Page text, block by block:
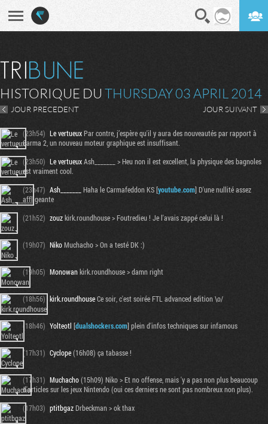
HISTORIQUE DU THURSDAY 03 APRIL 2014
JOUR PRECEDENT JOUR SUIVANT
(23h54) Le vertueuxPar contre, j’espère qu'il y aura des nouveautés par rapport à
Carma 2, un nouveau moteur graphique est insuffisant.
(23h50) Le vertueuxAsh_______ > Heu non il est excellent, la physique des bagnoles
est vraiment cool.
(23h47) Ash_______ Haha le Carmafeddon KS [youtube.com] D'une nullité assez
affligeante
(21h52) zouzkirk.roundhouse > Foutredieu ! Je l'avais zappé celui là !
(19h07) NikoMuchacho > On a testé DK :)
(19h05) Monowankirk.roundhouse > damn right
(18h56) kirk.roundhouseCe soir, c'est soirée FTL advanced edition \o/
(18h46) Yolteotl [dualshockers.com] plein d'infos techniques sur infamous
(17h31) Cyclope(16h08) ça tabasse !
(17h31) Muchacho(15h09) Niko > Et no offense, mais 'y a pas non plus beaucoup
d'articles sur les jeux Nintendo (oui ces derniers ne sont pas nombreux non plus).
(17h03) ptitbgazDrbeckman > ok thax